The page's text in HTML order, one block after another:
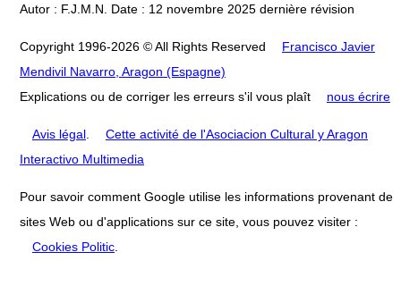
Autor : F.J.M.N. Date : 12 novembre 2025 dernière révision
Copyright 1996-2026 © All Rights Reserved
Francisco Javier
Mendivil Navarro, Aragon (Espagne)
Explications ou de corriger les erreurs s'il vous plaît
nous écrire
Avis légal
Cette activité de l'Asociacion Cultural y Aragon
Interactivo Multimedia
Pour savoir comment Google utilise les informations provenant de
sites Web ou d'applications sur ce site, vous pouvez visiter :
Cookies Politic